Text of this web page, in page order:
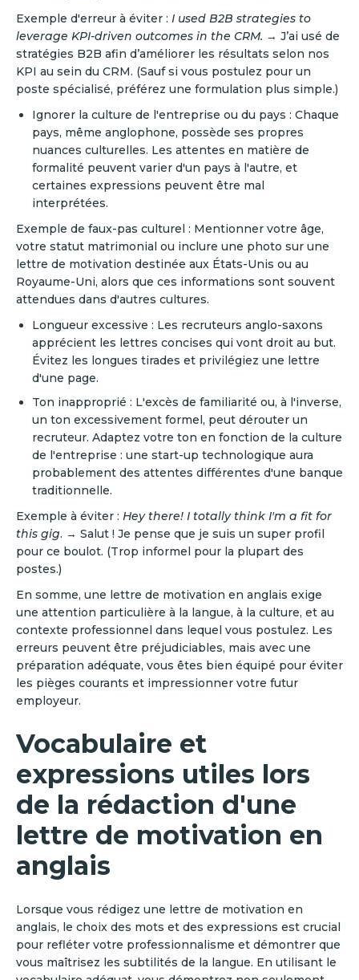
Exemple d'erreur à éviter : I used B2B strategies to
leverage KPI-driven outcomes in the CRM. → J’ai usé de
stratégies B2B afin d’améliorer les résultats selon nos
KPI au sein du CRM. (Sauf si vous postulez pour un
poste spécialisé, préférez une formulation plus simple.)
Ignorer la culture de l'entreprise ou du pays : Chaque
pays, même anglophone, possède ses propres
nuances culturelles. Les attentes en matière de
formalité peuvent varier d'un pays à l'autre, et
certaines expressions peuvent être mal
interprétées.
Exemple de faux-pas culturel : Mentionner votre âge,
votre statut matrimonial ou inclure une photo sur une
lettre de motivation destinée aux États-Unis ou au
Royaume-Uni, alors que ces informations sont souvent
attendues dans d'autres cultures.
Longueur excessive : Les recruteurs anglo-saxons
apprécient les lettres concises qui vont droit au but.
Évitez les longues tirades et privilégiez une lettre
d'une page.
Ton inapproprié : L'excès de familiarité ou, à l'inverse,
un ton excessivement formel, peut dérouter un
recruteur. Adaptez votre ton en fonction de la culture
de l'entreprise : une start-up technologique aura
probablement des attentes différentes d'une banque
traditionnelle.
Exemple à éviter : Hey there! I totally think I'm a fit for
this gig. → Salut ! Je pense que je suis un super profil
pour ce boulot. (Trop informel pour la plupart des
postes.)
‍En somme, une lettre de motivation en anglais exige
une attention particulière à la langue, à la culture, et au
contexte professionnel dans lequel vous postulez. Les
erreurs peuvent être préjudiciables, mais avec une
préparation adéquate, vous êtes bien équipé pour éviter
les pièges courants et impressionner votre futur
employeur.
Vocabulaire et
expressions utiles lors
de la rédaction d'une
lettre de motivation en
anglais
‍Lorsque vous rédigez une lettre de motivation en
anglais, le choix des mots et des expressions est crucial
pour refléter votre professionnalisme et démontrer que
vous maîtrisez les subtilités de la langue. En utilisant le